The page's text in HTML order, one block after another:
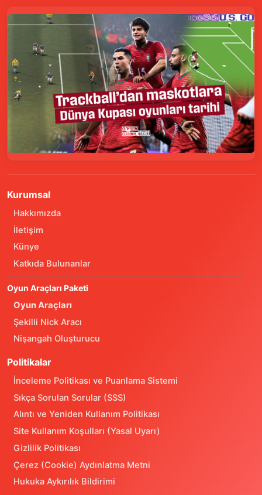
Kurumsal
Hakkımızda
İletişim
Künye
Katkıda Bulunanlar
Oyun Araçları Paketi
Oyun Araçları
Şekilli Nick Aracı
Nişangah Oluşturucu
Politikalar
İnceleme Politikası ve Puanlama Sistemi
Sıkça Sorulan Sorular (SSS)
Alıntı ve Yeniden Kullanım Politikası
Site Kullanım Koşulları (Yasal Uyarı)
Gizlilik Politikası
Çerez (Cookie) Aydınlatma Metni
Hukuka Aykırılık Bildirimi